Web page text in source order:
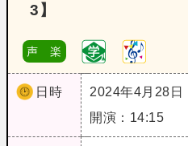
3】
声 楽
日時
2024年4月28日
開演：14:15